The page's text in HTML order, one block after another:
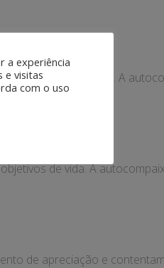
dominar por elas. A
de vida. A
de apreciação e
a experiência
e visitas
com o uso